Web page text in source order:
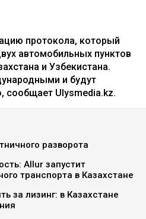
протокола, который
автомобильных пунктов
и Узбекистана.
и будут
сообщает Ulysmedia.kz.
разворота
Allur запустит
транспорта в Казахстане
за лизинг: в Казахстане